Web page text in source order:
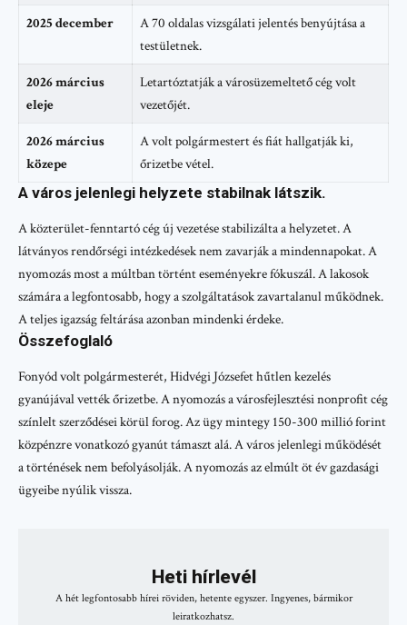
2025 december
A 70 oldalas vizsgálati jelentés benyújtása a
testületnek.
2026 március
eleje
Letartóztatják a városüzemeltető cég volt
vezetőjét.
2026 március
közepe
A volt polgármestert és fiát hallgatják ki,
őrizetbe vétel.
A város jelenlegi helyzete stabilnak látszik.
A közterület-fenntartó cég új vezetése stabilizálta a helyzetet. A
látványos rendőrségi intézkedések nem zavarják a mindennapokat. A
nyomozás most a múltban történt eseményekre fókuszál. A lakosok
számára a legfontosabb, hogy a szolgáltatások zavartalanul működnek.
A teljes igazság feltárása azonban mindenki érdeke.
Összefoglaló
Fonyód volt polgármesterét, Hidvégi Józsefet hűtlen kezelés
gyanújával vették őrizetbe. A nyomozás a városfejlesztési nonprofit cég
színlelt szerződései körül forog. Az ügy mintegy 150-300 millió forint
közpénzre vonatkozó gyanút támaszt alá. A város jelenlegi működését
a történések nem befolyásolják. A nyomozás az elmúlt öt év gazdasági
ügyeibe nyúlik vissza.
Heti hírlevél
A hét legfontosabb hírei röviden, hetente egyszer. Ingyenes, bármikor
leiratkozhatsz.